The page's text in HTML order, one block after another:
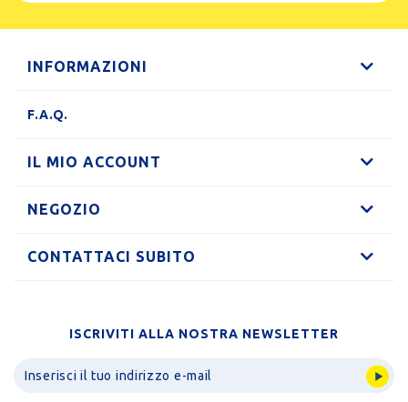
INFORMAZIONI
F.A.Q.
IL MIO ACCOUNT
NEGOZIO
CONTATTACI SUBITO
ISCRIVITI ALLA NOSTRA NEWSLETTER